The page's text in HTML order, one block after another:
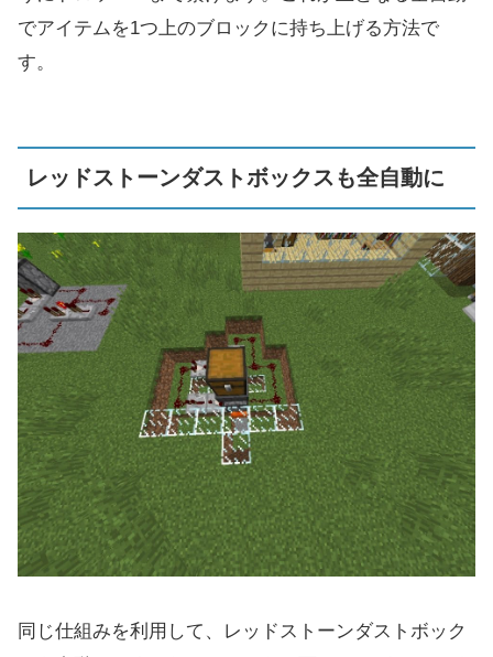
でアイテムを1つ上のブロックに持ち上げる方法で
す。
レッドストーンダストボックスも全自動に
同じ仕組みを利用して、レッドストーンダストボック